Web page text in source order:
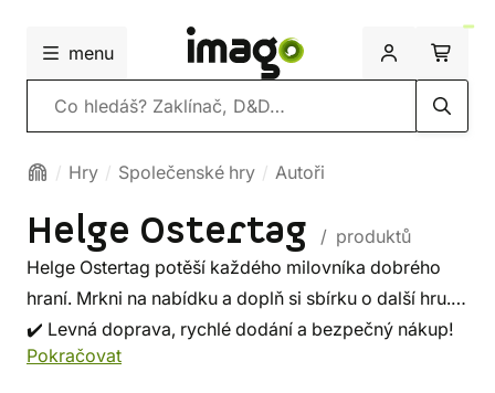
menu
Vyhledávání
Hry Společenské hry Autoři
Helge Ostertag
/ produktů
Helge Ostertag potěší každého milovníka dobrého
hraní. Mrkni na nabídku a doplň si sbírku o další hru.
✔️ Levná doprava, rychlé dodání a bezpečný nákup!
Pokračovat